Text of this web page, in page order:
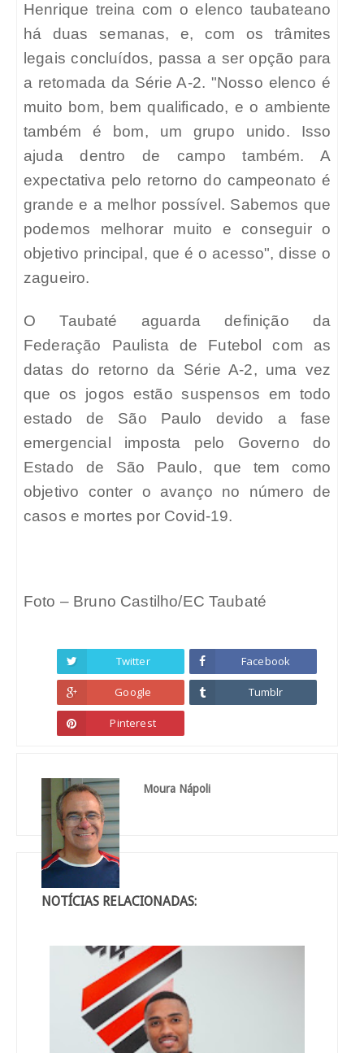
Henrique treina com o elenco taubateano
há duas semanas, e, com os trâmites
legais concluídos, passa a ser opção para
a retomada da Série A-2. "Nosso elenco é
muito bom, bem qualificado, e o ambiente
também é bom, um grupo unido. Isso
ajuda dentro de campo também. A
expectativa pelo retorno do campeonato é
grande e a melhor possível. Sabemos que
podemos melhorar muito e conseguir o
objetivo principal, que é o acesso", disse o
zagueiro.
O Taubaté aguarda definição da
Federação Paulista de Futebol com as
datas do retorno da Série A-2, uma vez
que os jogos estão suspensos em todo
estado de São Paulo devido a fase
emergencial imposta pelo Governo do
Estado de São Paulo, que tem como
objetivo conter o avanço no número de
casos e mortes por Covid-19.
Foto – Bruno Castilho/EC Taubaté
Twitter Facebook
Google Tumblr
Pinterest
Moura Nápoli
NOTÍCIAS RELACIONADAS: